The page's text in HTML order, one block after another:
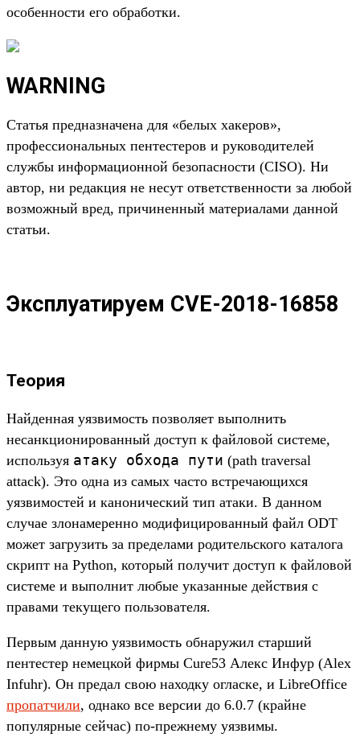
особенности его обработки.
WARNING
Статья предназначена для «белых хакеров»,
профессиональных пентестеров и руководителей
службы информационной безопасности (CISO). Ни
автор, ни редакция не несут ответственности за любой
возможный вред, причиненный материалами данной
статьи.
Эксплуатируем CVE-2018-16858
Теория
Найденная уязвимость позволяет выполнить
несанкционированный доступ к файловой системе,
используя атаку обхода пути (path traversal
attack). Это одна из самых часто встречающихся
уязвимостей и канонический тип атаки. В данном
случае злонамеренно модифицированный файл ODT
может загрузить за пределами родительского каталога
скрипт на Python, который получит доступ к файловой
системе и выполнит любые указанные действия с
правами текущего пользователя.
Первым данную уязвимость обнаружил старший
пентестер немецкой фирмы Cure53 Алекс Инфур (Alex
Infuhr). Он предал свою находку огласке, и LibreOffice
пропатчили, однако все версии до 6.0.7 (крайне
популярные сейчас) по-прежнему уязвимы.